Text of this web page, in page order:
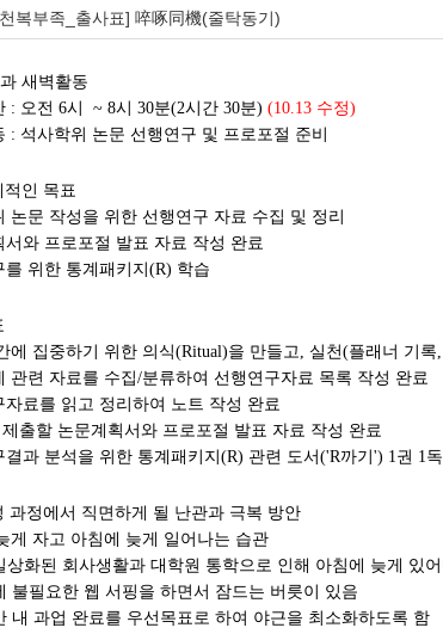
복부족_출사표] 啐啄同機(줄탁동기)
새벽활동
: 오전 6시 ~ 8시 30분(2시간 30분) (10.13 수정)
: 석사학위 논문 선행연구 및 프로포절 준비
적인 목표
논문 작성을 위한 선행연구 자료 수집 및 정리
와 프로포절 발표 자료 작성 완료
위한 통계패키지(R) 학습
에 집중하기 위한 의식(Ritual)을 만들고, 실천(플래너 기록
관련 자료를 수집/분류하여 선행연구자료 목록 작성 완료
료를 읽고 정리하여 노트 작성 완료
출할 논문계획서와 프로포절 발표 자료 작성 완료
과 분석을 위한 통계패키지(R) 관련 도서('R까기') 1권 1
과정에서 직면하게 될 난관과 극복 방안
게 자고 아침에 늦게 일어나는 습관
화된 회사생활과 대학원 통학으로 인해 아침에 늦게 있
필요한 웹 서핑을 하면서 잠드는 버릇이 있음
과업 완료를 우선목표로 하여 야근을 최소화하도록 함